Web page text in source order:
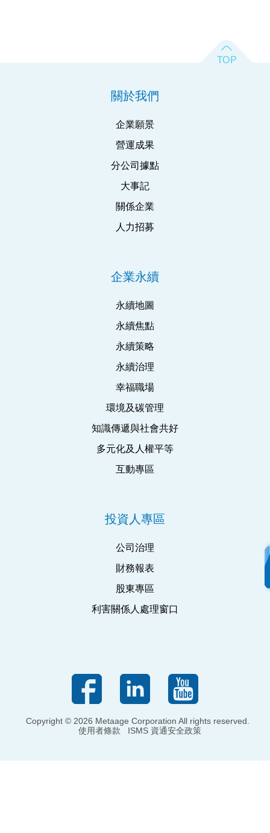
關於我們
企業願景
營運成果
分公司據點
大事記
關係企業
人力招募
企業永續
永續地圖
永續焦點
永續策略
永續治理
幸福職場
環境及碳管理
知識傳遞與社會共好
多元化及人權平等
互動專區
投資人專區
公司治理
財務報表
股東專區
利害關係人處理窗口
Copyright © 2026 Metaage Corporation All rights reserved.
使用者條款
ISMS 資通安全政策